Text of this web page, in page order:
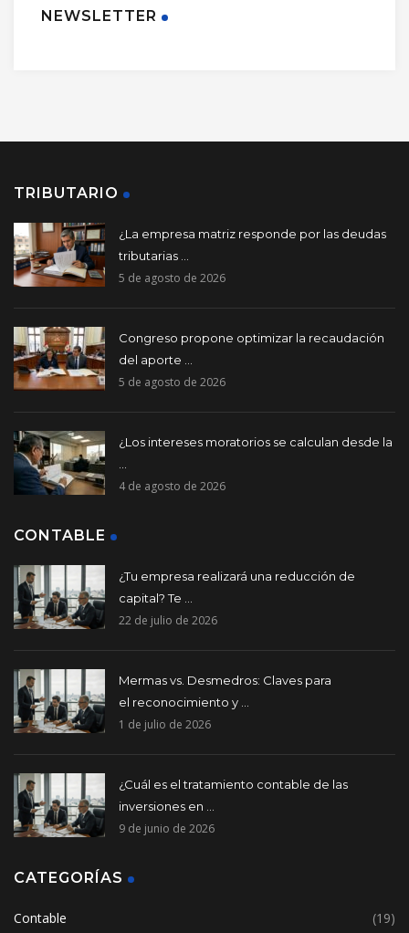
NEWSLETTER
TRIBUTARIO
¿La empresa matriz responde por las deudas
tributarias ...
5 de agosto de 2026
Congreso propone optimizar la recaudación
del aporte ...
5 de agosto de 2026
¿Los intereses moratorios se calculan desde la
4 de agosto de 2026
CONTABLE
¿Tu empresa realizará una reducción de
capital? Te ...
22 de julio de 2026
Mermas vs. Desmedros: Claves para
el reconocimiento y ...
1 de julio de 2026
¿Cuál es el tratamiento contable de las
inversiones en ...
9 de junio de 2026
CATEGORÍAS
Contable (19)